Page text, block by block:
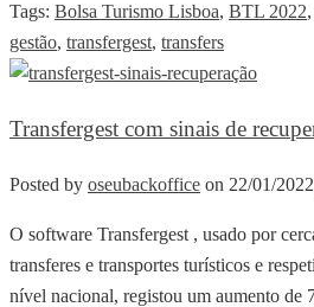
Tags: Bolsa Turismo Lisboa, BTL 2022,
gestão, transfergest, transfers
Transfergest com sinais de
Posted by oseubackoffice on 22/01/2022
O software Transfergest , usado por
transferes e transportes turísticos e
nível nacional, registou um aumento de